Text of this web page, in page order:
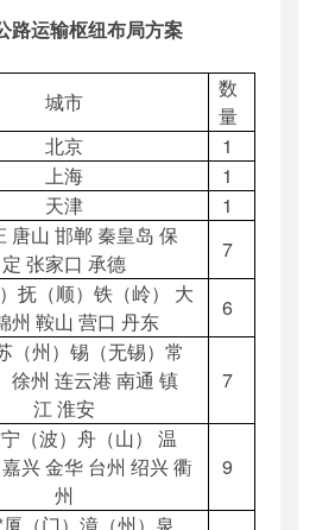
路运输枢纽布局方案
城市
数
量
北京
1
上海
1
天津
1
唐山 邯郸 秦皇岛 保
定 张家口 承德
7
抚（顺）铁（岭） 大
州 鞍山 营口 丹东
6
（州）锡（无锡）常
徐州 连云港 南通 镇
江 淮安
7
（波）舟（山） 温
兴 金华 台州 绍兴 衢
州
9